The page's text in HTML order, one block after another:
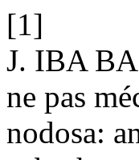
[1]
J. IBA
ne pas
nodosa: